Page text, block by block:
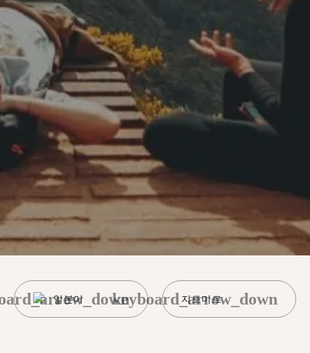
일본어 지토미르
keyboard_arrow_down